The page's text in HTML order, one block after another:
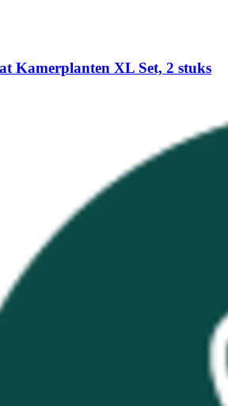
Kamerplanten XL Set, 2 stuks